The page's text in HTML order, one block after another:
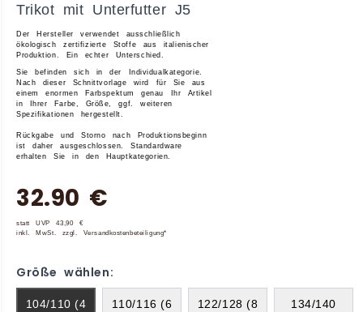
Trikot mit Unterfutter J5
Der Hersteller verwendet ausschließlich
ökologisch zertifizierte Stoffe aus italienischer
Produktion.
Ein echter Unterschied.
Sie befinden sich in der Individualkategorie.
Nach dieser Schnittvorlage wird für Sie aus
einem enormen Farbspektum genau Ihr Artikel
in Ihrer Farbe, Größe, ggf. weiteren
Spezifikationen hergestellt.
Rückgabe und Storno nach Produktionsbeginn
ist daher ausgeschlossen. Standardware
erhalten Sie in den Hauptkategorien.
32.90 €
statt UVP 43,90 €
inkl. MwSt. zzgl. Versandkostenbeteiligung*
Größe wählen:
104/110 (4
110/116 (6
122/128 (8
134/140